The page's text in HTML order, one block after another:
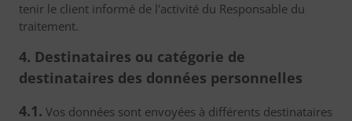
tenir le client informé de l'activité du Responsable du
traitement.
4. Destinataires ou catégorie de
destinataires des données personnelles
4.1. Vos données sont envoyées à différents destinataires